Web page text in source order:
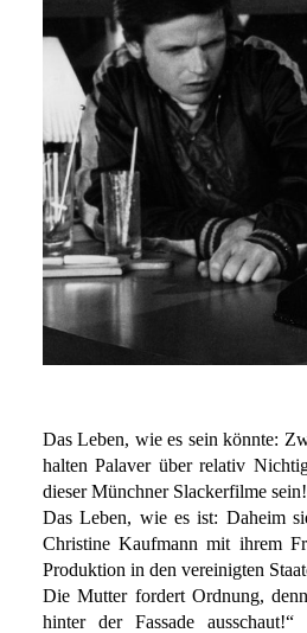
Das Leben, wie es sein könnte:
halten Palaver über relativ
dieser Münchner Slackerfilme sein!
Das Leben, wie es ist: Daheim
Christine Kaufmann mit ihrem
Produktion in den vereinigten
Die Mutter fordert Ordnung,
hinter der Fassade